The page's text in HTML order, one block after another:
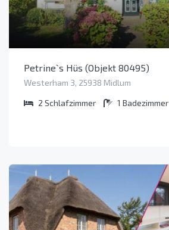
Petrine`s Hüs (Objekt 80495)
Westerham 3, 25938 Midlum
2 Schlafzimmer 1 Badezimmer